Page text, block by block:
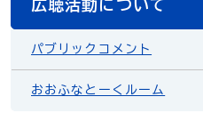
広聴活動について
パブリックコメント
おおふなとーくルーム